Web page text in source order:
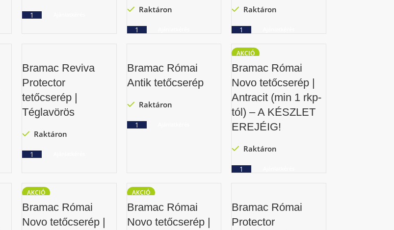
Raktáron Raktáron
Bramac Reviva
Protector
tetőcserép |
Téglavörös
Raktáron
Bramac Római
Antik tetőcserép
Raktáron
AKCIÓ
Bramac Római
Novo tetőcserép |
Antracit (min 1 rkp-
tól) – A KÉSZLET
EREJÉIG!
Raktáron
AKCIÓ
Bramac Római
Novo tetőcserép |
AKCIÓ
Bramac Római
Novo tetőcserép |
Bramac Római
Protector